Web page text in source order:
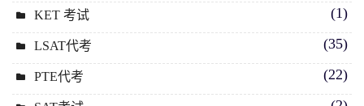
KET 考试 (1)
LSAT代考 (35)
PTE代考 (22)